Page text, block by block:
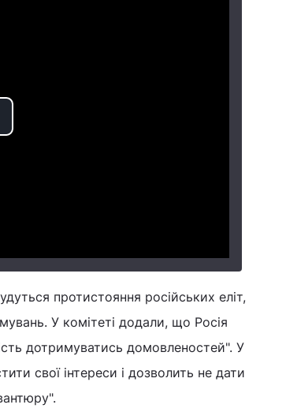
протистояння російських еліт,
У комітеті додали, що Росія
дотримуватись домовленостей". У
свої інтереси і дозволить не дати